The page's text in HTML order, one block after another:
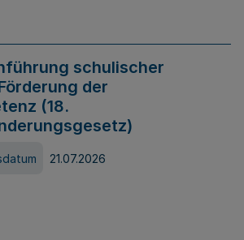
schulischer
der
(18.
21.07.2026